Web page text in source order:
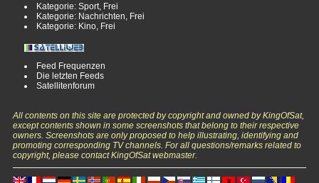
Kategorie: Sport, Frei
Kategorie: Nachrichten, Frei
Kategorie: Kino, Frei
Feed Frequenzen
Die letzten Feeds
Satellitenforum
All contents on this site are protected by copyright and owned by KingOfSat,
except contents shown in some screenshots that belong to their respective
owners. Screenshots are only proposed to help illustrating, identifying and
promoting corresponding TV channels. For all questions/remarks related to
copyright, please contact KingOfSat webmaster.